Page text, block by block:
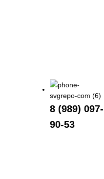
8 (989) 097-
90-53